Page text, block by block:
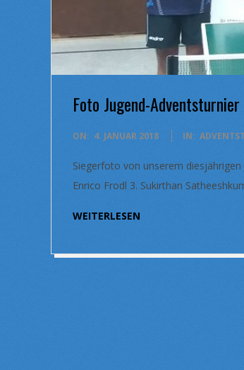
Foto Jugend-
2018-
ON: 4. JANUAR 2018 IN:
Siegerfoto von unserem diesjährigen
Enrico Frodl 3. Sukirthan
WEITERLESEN